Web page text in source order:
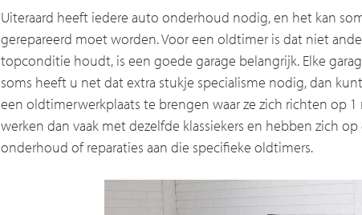
Uiteraard heeft iedere auto onderhoud nodig, en het kan
gerepareerd moet worden. Voor een oldtimer is dat niet
topconditie houdt, is een goede garage belangrijk. Elke
soms heeft u net dat extra stukje specialisme nodig, dan
een oldtimerwerkplaats te brengen waar ze zich richten op
werken dan vaak met dezelfde klassiekers en hebben zich
onderhoud of reparaties aan die specifieke oldtimers.